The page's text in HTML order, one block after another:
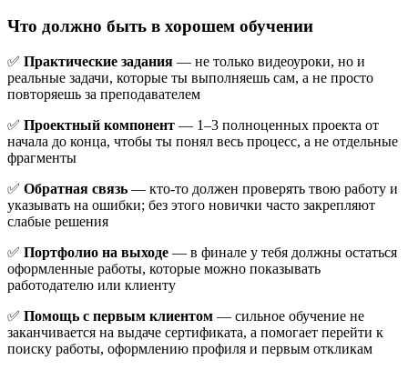
Что должно быть в хорошем обучении
✅ Практические задания — не только видеоуроки, но и
реальные задачи, которые ты выполняешь сам, а не просто
повторяешь за преподавателем
✅ Проектный компонент — 1–3 полноценных проекта от
начала до конца, чтобы ты понял весь процесс, а не отдельные
фрагменты
✅ Обратная связь — кто-то должен проверять твою работу и
указывать на ошибки; без этого новички часто закрепляют
слабые решения
✅ Портфолио на выходе — в финале у тебя должны остаться
оформленные работы, которые можно показывать
работодателю или клиенту
✅ Помощь с первым клиентом — сильное обучение не
заканчивается на выдаче сертификата, а помогает перейти к
поиску работы, оформлению профиля и первым откликам